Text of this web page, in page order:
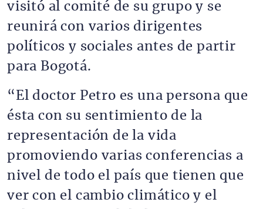
visitó al comité de su grupo y se
reunirá con varios dirigentes
políticos y sociales antes de partir
para Bogotá.
“El doctor Petro es una persona que
ésta con su sentimiento de la
representación de la vida
promoviendo varias conferencias a
nivel de todo el país que tienen que
ver con el cambio climático y el